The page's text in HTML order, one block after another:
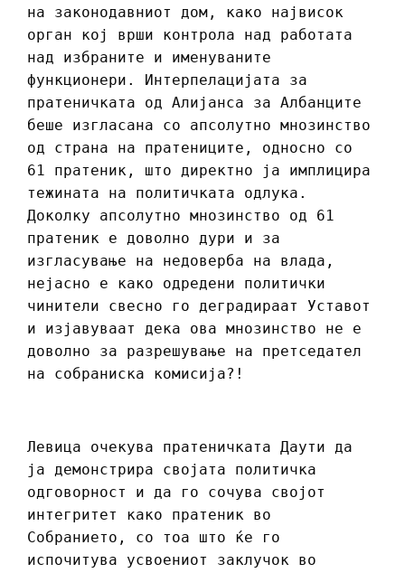
на законодавниот дом, како највисок
орган кој врши контрола над работата
над избраните и именуваните
функционери. Интерпелацијата за
пратеничката од Алијанса за Албанците
беше изгласана со апсолутно мнозинство
од страна на пратениците, односно со
61 пратеник, што директно ја имплицира
тежината на политичката одлука.
Доколку апсолутно мнозинство од 61
пратеник е доволно дури и за
изгласување на недоверба на влада,
нејасно е како одредени политички
чинители свесно го деградираат Уставот
и изјавуваат дека ова мнозинство не е
доволно за разрешување на претседател
на собраниска комисија?!
Левица очекува пратеничката Даути да
ја демонстрира својата политичка
одговорност и да го сочува својот
интегритет како пратеник во
Собранието, со тоа што ќе го
испочитува усвоениот заклучок во